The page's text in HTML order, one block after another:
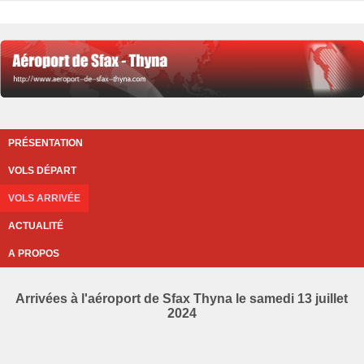
PRÉSENTATION
VOLS DÉPART
VOLS ARRIVÉE
ACTUALITÉ
A PROPOS
Arrivées à l'aéroport de Sfax Thyna le samedi 13 juillet
2024